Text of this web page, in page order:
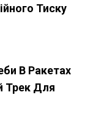
Тиску
В Ракетах
Трек Для